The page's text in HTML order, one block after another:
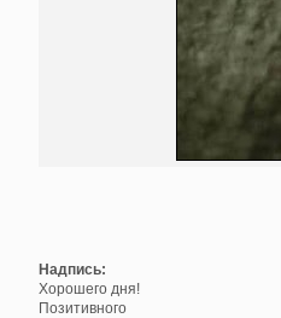
Надпись:
Хорошего дня!
Позитивного